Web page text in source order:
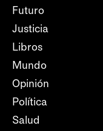
Futuro
Justicia
Libros
Mundo
Opinión
Política
Salud